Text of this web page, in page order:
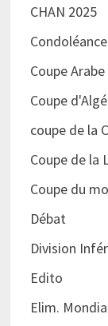
CHAN 2025
Condoléance
Coupe Arabe
Coupe
coupe de la
Coupe de la
Coupe du
Débat
Division
Edito
Elim.